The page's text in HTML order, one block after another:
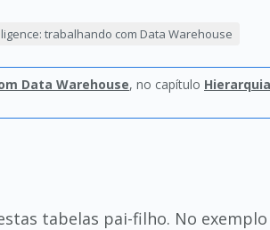
trabalhando com Data Warehouse
Data Warehouse, no capítulo
tabelas pai-filho. No